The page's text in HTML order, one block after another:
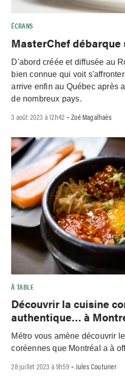
ÉCRANS
MasterChef débarque
D'abord créée et diffusée au
bien connue qui voit
arrive enfin au Québec après
de nombreux pays.
3 août 2023 à 12h42 -Zoé Magalhaès
À TABLE
Découvrir la cuisine
authentique… à
Métro vous amène découvrir
coréennes que Montréal a à
28 juillet 2023 à 9h59- Jules Couturier